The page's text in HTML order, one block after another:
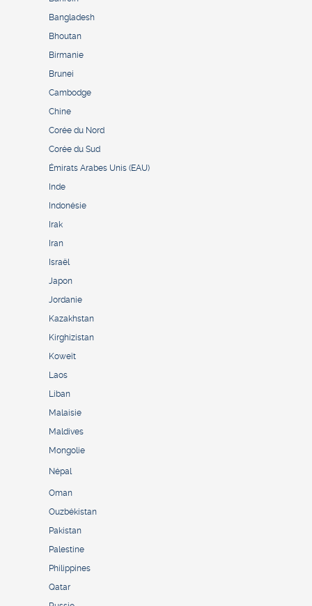
Bangladesh
Bhoutan
Birmanie
Brunei
Cambodge
Chine
Corée du Nord
Corée du Sud
Émirats Arabes Unis (EAU)
Inde
Indonésie
Irak
Iran
Israël
Japon
Jordanie
Kazakhstan
Kirghizistan
Koweït
Laos
Liban
Malaisie
Maldives
Mongolie
Népal
Oman
Ouzbékistan
Pakistan
Palestine
Philippines
Qatar